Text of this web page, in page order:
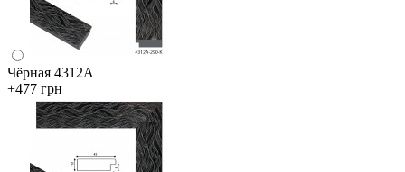
Чёрная 4312А
+477 грн